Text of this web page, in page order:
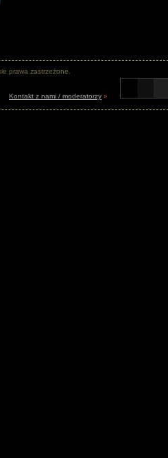
prawa zastrzeżone.
Kontakt z nami / moderatorzy »